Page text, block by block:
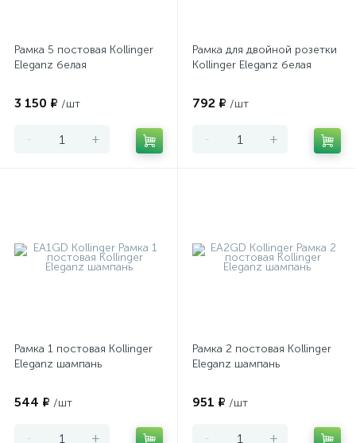
Рамка 5 постовая Kollinger
Eleganz белая
3 150 ₽ /шт
- +
Рамка для двойной розетки
Kollinger Eleganz белая
792 ₽ /шт
- +
Рамка 1 постовая Kollinger
Eleganz шампань
544 ₽ /шт
- +
Рамка 2 постовая Kollinger
Eleganz шампань
951 ₽ /шт
- +